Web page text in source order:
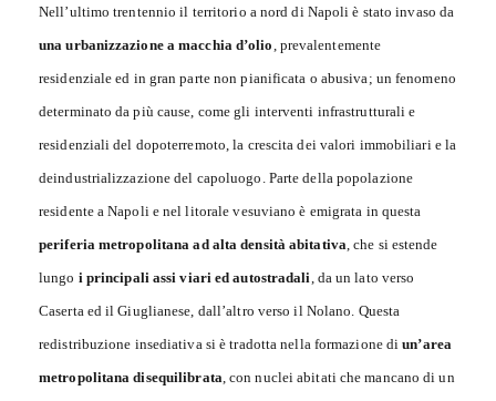
Nell’ultimo trentennio il territorio a nord di Napoli è stato invaso da
una urbanizzazione a macchia d’olio, prevalentemente
residenziale ed in gran parte non pianificata o abusiva; un fenomeno
determinato da più cause, come gli interventi infrastrutturali e
residenziali del dopoterremoto, la crescita dei valori immobiliari e la
deindustrializzazione del capoluogo. Parte della popolazione
residente a Napoli e nel litorale vesuviano è emigrata in questa
periferia metropolitana ad alta densità abitativa, che si estende
lungo i principali assi viari ed autostradali, da un lato verso
Caserta ed il Giuglianese, dall’altro verso il Nolano. Questa
redistribuzione insediativa si è tradotta nella formazione diun’area
metropolitana disequilibrata, con nuclei abitati che mancano di un